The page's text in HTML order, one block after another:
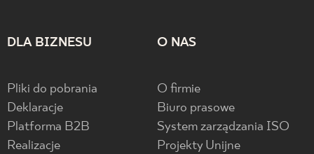
DLA BIZNESU
Pliki do pobrania
Deklaracje
Platforma B2B
Realizacje
O NAS
O firmie
Biuro prasowe
System zarządzania ISO
Projekty Unijne